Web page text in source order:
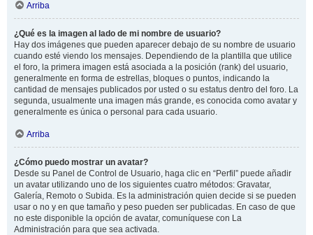
Arriba
¿Qué es la imagen al lado de mi nombre de usuario?
Hay dos imágenes que pueden aparecer debajo de su nombre de usuario
cuando esté viendo los mensajes. Dependiendo de la plantilla que utilice
el foro, la primera imagen está asociada a la posición (rank) del usuario,
generalmente en forma de estrellas, bloques o puntos, indicando la
cantidad de mensajes publicados por usted o su estatus dentro del foro. La
segunda, usualmente una imagen más grande, es conocida como avatar y
generalmente es única o personal para cada usuario.
Arriba
¿Cómo puedo mostrar un avatar?
Desde su Panel de Control de Usuario, haga clic en “Perfil” puede añadir
un avatar utilizando uno de los siguientes cuatro métodos: Gravatar,
Galería, Remoto o Subida. Es la administración quien decide si se pueden
usar o no y en que tamaño y peso pueden ser publicadas. En caso de que
no este disponible la opción de avatar, comuníquese con La
Administración para que sea activada.